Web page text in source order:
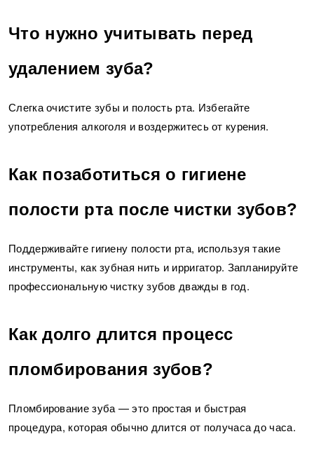
Что нужно учитывать перед
удалением зуба?
Слегка очистите зубы и полость рта. Избегайте
употребления алкоголя и воздержитесь от курения.
Как позаботиться о гигиене
полости рта после чистки зубов?
Поддерживайте гигиену полости рта, используя такие
инструменты, как зубная нить и ирригатор. Запланируйте
профессиональную чистку зубов дважды в год.
Как долго длится процесс
пломбирования зубов?
Пломбирование зуба — это простая и быстрая
процедура, которая обычно длится от получаса до часа.